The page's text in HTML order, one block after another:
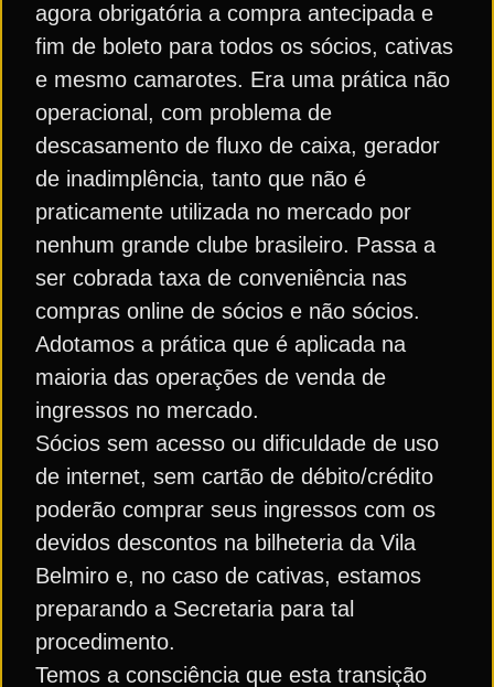
agora obrigatória a compra antecipada e
fim de boleto para todos os sócios, cativas
e mesmo camarotes. Era uma prática não
operacional, com problema de
descasamento de fluxo de caixa, gerador
de inadimplência, tanto que não é
praticamente utilizada no mercado por
nenhum grande clube brasileiro. Passa a
ser cobrada taxa de conveniência nas
compras online de sócios e não sócios.
Adotamos a prática que é aplicada na
maioria das operações de venda de
ingressos no mercado.
Sócios sem acesso ou dificuldade de uso
de internet, sem cartão de débito/crédito
poderão comprar seus ingressos com os
devidos descontos na bilheteria da Vila
Belmiro e, no caso de cativas, estamos
preparando a Secretaria para tal
procedimento.
Temos a consciência que esta transição